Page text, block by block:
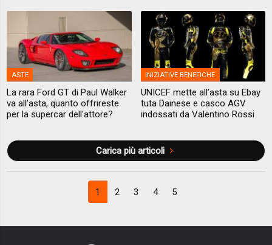
ASTE
La rara Ford GT di Paul Walker
va all'asta, quanto offrireste
per la supercar dell'attore?
INIZIATIVE BENEFICHE
UNICEF mette all’asta su Ebay
tuta Dainese e casco AGV
indossati da Valentino Rossi
Carica più articoli
1 2 3 4 5